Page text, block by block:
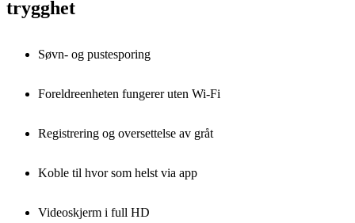
trygghet
Søvn- og pustesporing
Foreldreenheten fungerer uten Wi-Fi
Registrering og oversettelse av gråt
Koble til hvor som helst via app
Videoskjerm i full HD